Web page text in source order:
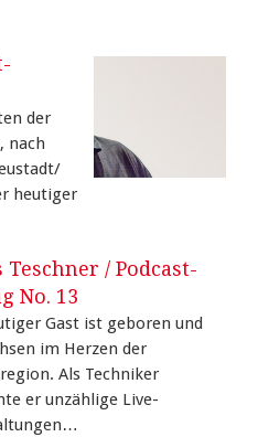
der
nach
heutiger
/ Podcast-
No. 13
Gast ist geboren und
im Herzen der
Als Techniker
er unzählige Live-